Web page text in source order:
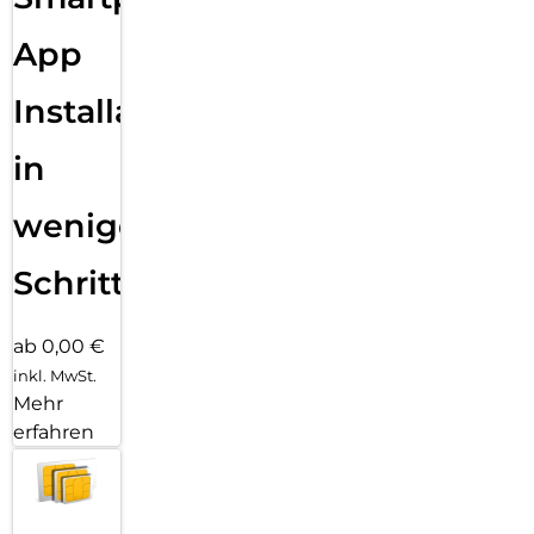
App
Installation
in
wenigen
Schritten
ab 0,00 €
inkl. MwSt.
Mehr
erfahren